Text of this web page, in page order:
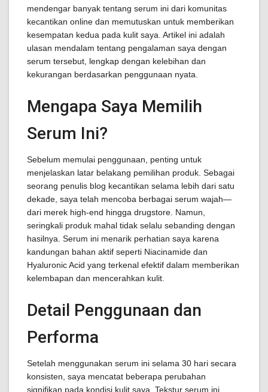
mendengar banyak tentang serum ini dari komunitas
kecantikan online dan memutuskan untuk memberikan
kesempatan kedua pada kulit saya. Artikel ini adalah
ulasan mendalam tentang pengalaman saya dengan
serum tersebut, lengkap dengan kelebihan dan
kekurangan berdasarkan penggunaan nyata.
Mengapa Saya Memilih
Serum Ini?
Sebelum memulai penggunaan, penting untuk
menjelaskan latar belakang pemilihan produk. Sebagai
seorang penulis blog kecantikan selama lebih dari satu
dekade, saya telah mencoba berbagai serum wajah—
dari merek high-end hingga drugstore. Namun,
seringkali produk mahal tidak selalu sebanding dengan
hasilnya. Serum ini menarik perhatian saya karena
kandungan bahan aktif seperti Niacinamide dan
Hyaluronic Acid yang terkenal efektif dalam memberikan
kelembapan dan mencerahkan kulit.
Detail Penggunaan dan
Performa
Setelah menggunakan serum ini selama 30 hari secara
konsisten, saya mencatat beberapa perubahan
signifikan pada kondisi kulit saya. Tekstur serum ini